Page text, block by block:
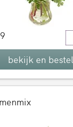
bekijk en bestel